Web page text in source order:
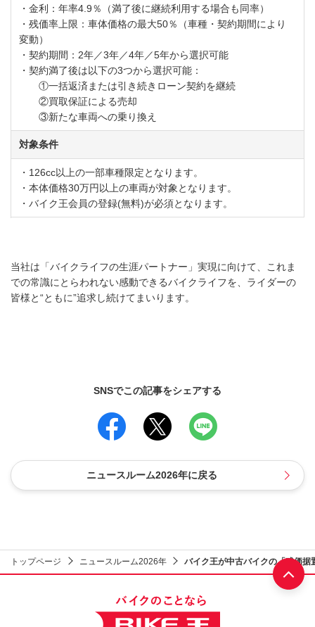
・金利：年率4.9％（満了後に継続利用する場合も同率）
・残価率上限：車体価格の最大50％（車種・契約期間により
変動）
・契約期間：2年／3年／4年／5年から選択可能
・契約満了後は以下の3つから選択可能：
①一括返済または引き続きローン契約を継続
②買取保証による売却
③新たな車両への乗り換え
対象条件
・126cc以上の一部車種限定となります。
・本体価格30万円以上の車両が対象となります。
・バイク王会員の登録(無料)が必須となります。
当社は「バイクライフの生涯パートナー」実現に向けて、これま
での常識にとらわれない感動できるバイクライフを、ライダーの
皆様と“ともに”追求し続けてまいります。
SNSでこの記事をシェアする
ニュースルーム2026年に戻る
トップページ ニュースルーム2026年 バイク王が中古バイクの「残価据
へ